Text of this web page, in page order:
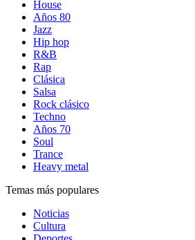
House
Años 80
Jazz
Hip hop
R&B
Rap
Clásica
Salsa
Rock clásico
Techno
Años 70
Soul
Trance
Heavy metal
Temas más populares
Noticias
Cultura